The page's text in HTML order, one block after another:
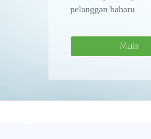
pelanggan baharu
Mula